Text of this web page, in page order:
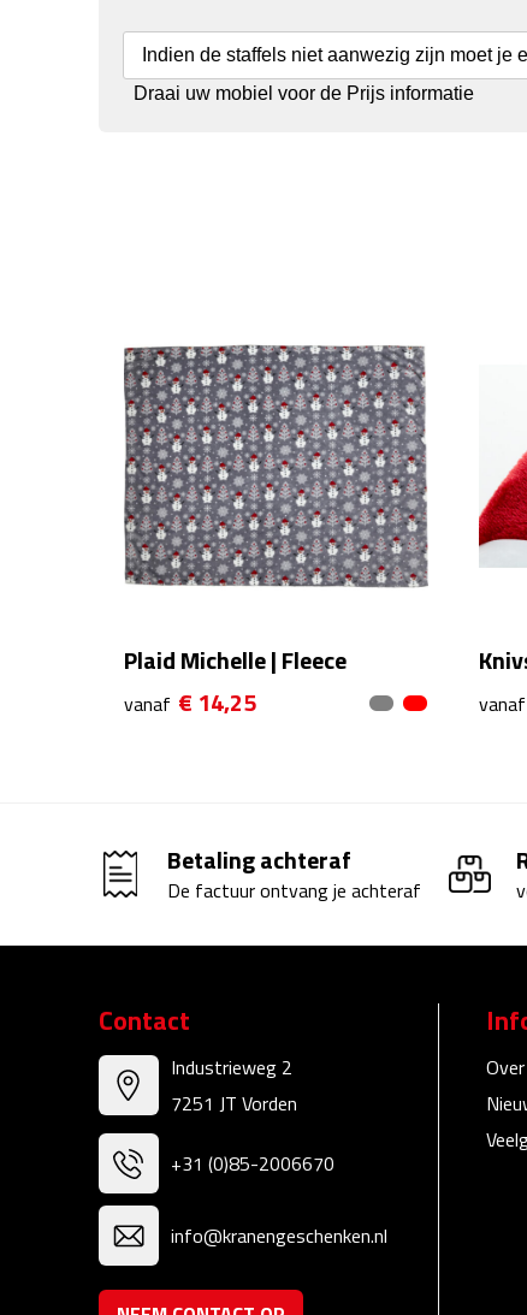
Indien de staffels niet aanwezig zijn moet je
Draai uw mobiel voor de Prijs informatie
Plaid Michelle | Fleece
vanaf € 14,25 vanaf
Betaling achteraf
De factuur ontvang je achteraf
Contact
Industrieweg 2
7251 JT Vorden
+31 (0)85-2006670
info@kranengeschenken.nl